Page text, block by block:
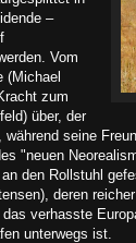
–
Vom
(Michael
zum
über, der
seine
"neuen
den Rollstuhl
deren
verhasste
unterwegs ist.